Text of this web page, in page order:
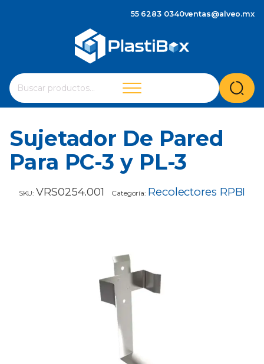
55 6283 0340ventas@alveo.mx
Buscar
por:
Cuando hay resultados autocompletados, puedes
Sujetador De Pared
Para PC-3 y PL-3
SKU: VRS0254.001 Categoría: Recolectores RPBI